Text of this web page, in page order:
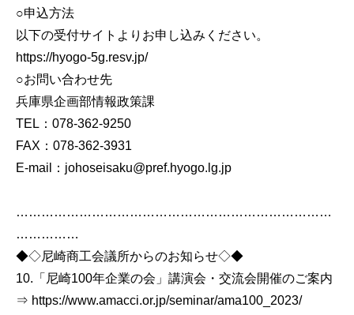
○申込方法
以下の受付サイトよりお申し込みください。
https://hyogo-5g.resv.jp/
○お問い合わせ先
兵庫県企画部情報政策課
TEL：078-362-9250
FAX：078-362-3931
E-mail：johoseisaku@pref.hyogo.lg.jp
…………………………………………………………………
……………
◆◇尼崎商工会議所からのお知らせ◇◆
10.「尼崎100年企業の会」講演会・交流会開催のご案内
⇒ https://www.amacci.or.jp/seminar/ama100_2023/